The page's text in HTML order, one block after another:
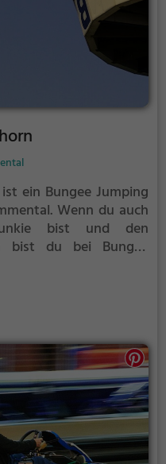
ein Bungee Jumping
Wenn du auch
bist und den
bist du bei Bungee
in die Tiefe, gesichert
der Abgrund.